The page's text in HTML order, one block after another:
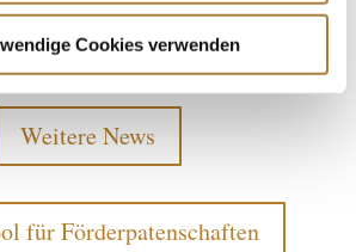
Cookies verwenden
Top-Pferd Let’s Dance. © privat
Weitere News
für Förderpatenschaften